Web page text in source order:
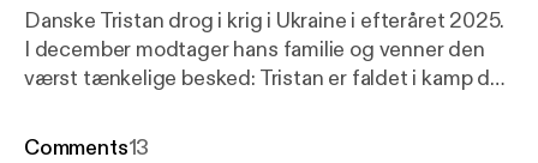
Danske Tristan drog i krig i Ukraine i efteråret 2025.
I december modtager hans familie og venner den
værst tænkelige besked: Tristan er faldet i kamp den
familie og kammerater med en dyb sorg – og et liv,
Comments13